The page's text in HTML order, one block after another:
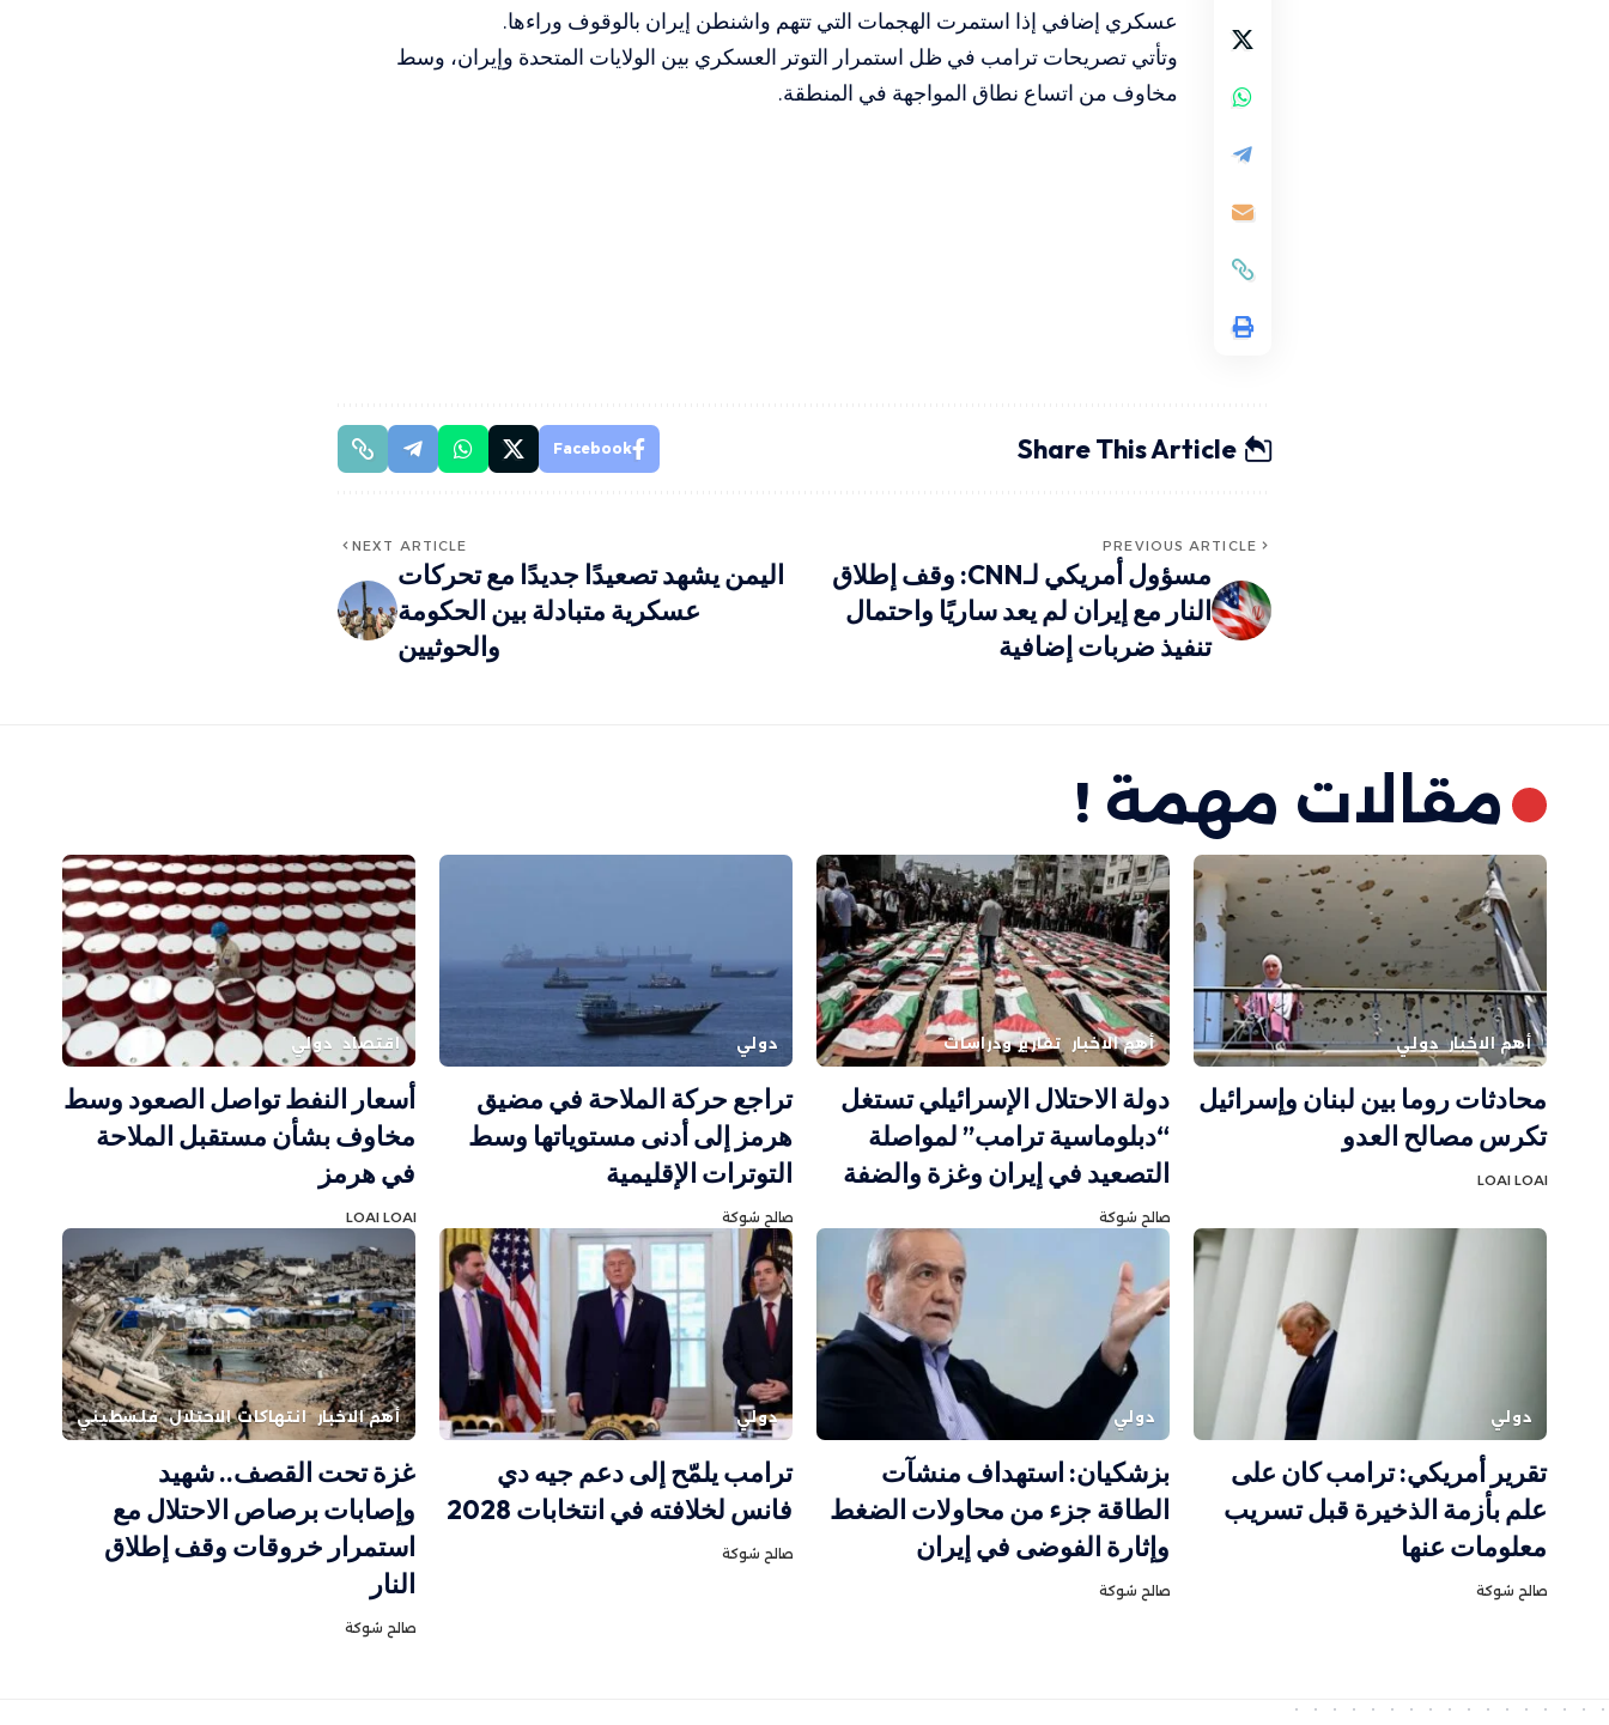
عسكري إضافي إذا استمرت الهجمات التي تتهم واشنطن إيران بالوقوف وراءها.
وتأتي تصريحات ترامب في ظل استمرار التوتر العسكري بين الولايات المتحدة وإيران، وسط
مخاوف من اتساع نطاق المواجهة في المنطقة.
Share This Article
Facebook
PREVIOUS ARTICLE
مسؤول أمريكي لـCNN: وقف إطلاق
النار مع إيران لم يعد ساريًا واحتمال
تنفيذ ضربات إضافية
NEXT ARTICLE
اليمن يشهد تصعيدًا جديدًا مع تحركات
عسكرية متبادلة بين الحكومة
والحوثيين
مقالات مهمة !
أهم الاخبار دولي
محادثات روما بين لبنان وإسرائيل
تكرس مصالح العدو
LOAI LOAI
أهم الاخبار تقارير ودراسات
دولة الاحتلال الإسرائيلي تستغل
“دبلوماسية ترامب” لمواصلة
التصعيد في إيران وغزة والضفة
صالح شوكة
دولي
تراجع حركة الملاحة في مضيق
هرمز إلى أدنى مستوياتها وسط
التوترات الإقليمية
صالح شوكة
اقتصاد دولي
أسعار النفط تواصل الصعود وسط
مخاوف بشأن مستقبل الملاحة
في هرمز
LOAI LOAI
دولي
تقرير أمريكي: ترامب كان على
علم بأزمة الذخيرة قبل تسريب
معلومات عنها
صالح شوكة
دولي
بزشكيان: استهداف منشآت
الطاقة جزء من محاولات الضغط
وإثارة الفوضى في إيران
صالح شوكة
دولي
ترامب يلمّح إلى دعم جيه دي
فانس لخلافته في انتخابات 2028
صالح شوكة
أهم الاخبار انتهاكات الاحتلال فلسطيني
غزة تحت القصف.. شهيد
وإصابات برصاص الاحتلال مع
استمرار خروقات وقف إطلاق
النار
صالح شوكة